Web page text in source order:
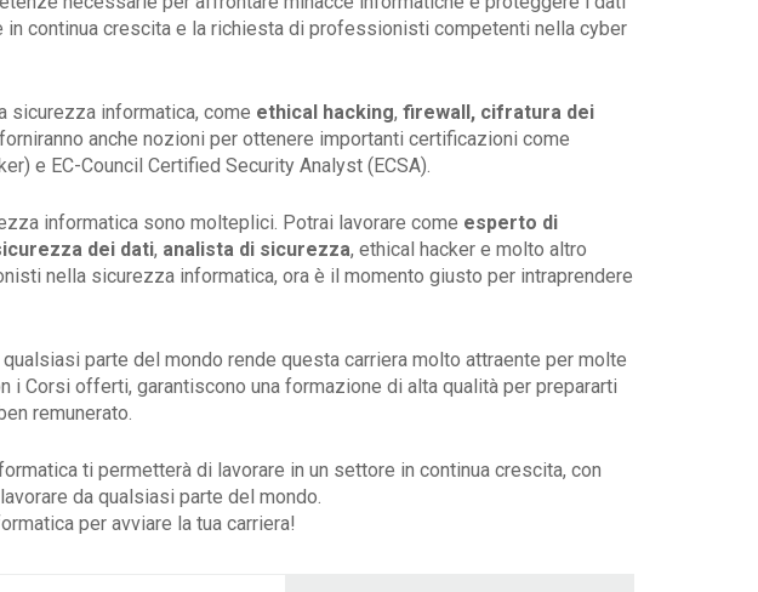
continua crescita e la richiesta di professionisti competenti nella cyber
sicurezza informatica, come ethical hacking, firewall, cifratura dei
anche nozioni per ottenere importanti certificazioni come
e EC-Council Certified Security Analyst (ECSA).
informatica sono molteplici. Potrai lavorare come esperto di
dei dati, analista di sicurezza, ethical hacker e molto altro
nella sicurezza informatica, ora è il momento giusto per intraprendere
parte del mondo rende questa carriera molto attraente per molte
i Corsi offerti, garantiscono una formazione di alta qualità per prepararti
remunerato.
ti permetterà di lavorare in un settore in continua crescita, con
da qualsiasi parte del mondo.
per avviare la tua carriera!